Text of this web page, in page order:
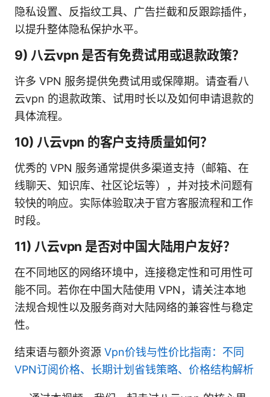
隐私设置、反指纹工具、广告拦截和反跟踪插件，
以提升整体隐私保护水平。
9) 八云vpn 是否有免费试用或退款政策？
许多 VPN 服务提供免费试用或保障期。请查看八
云vpn 的退款政策、试用时长以及如何申请退款的
具体流程。
10) 八云vpn 的客户支持质量如何？
优秀的 VPN 服务通常提供多渠道支持（邮箱、在
线聊天、知识库、社区论坛等），并对技术问题有
较快的响应。实际体验取决于官方客服流程和工作
时段。
11) 八云vpn 是否对中国大陆用户友好？
在不同地区的网络环境中，连接稳定性和可用性可
能不同。若你在中国大陆使用 VPN，请关注本地
法规合规性以及服务商对大陆网络的兼容性与稳定
性。
结束语与额外资源 Vpn价钱与性价比指南：不同
VPN订阅价格、长期计划省钱策略、价格结构解析